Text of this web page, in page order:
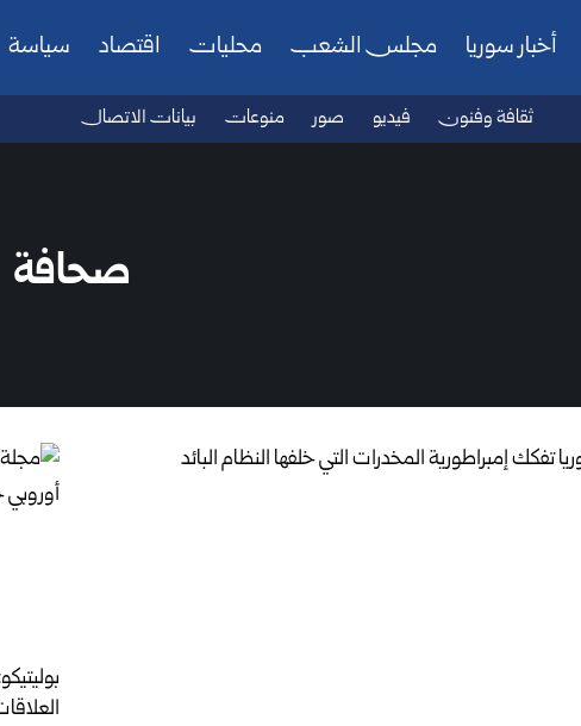
أخبار سوريا مجلس الشعب محليات اقتصاد سياسة
ثقافة وفنون فيديو صور منوعات بيانات الاتصال
صحافة